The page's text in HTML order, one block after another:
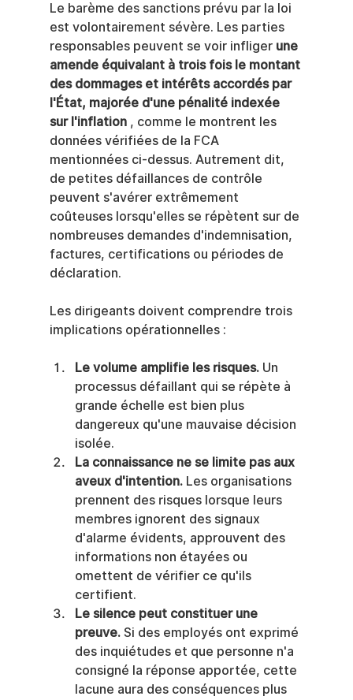
Le barème des sanctions prévu par la loi
est volontairement sévère. Les parties
responsables peuvent se voir infliger une
amende équivalant à trois fois le montant
des dommages et intérêts accordés par
l'État, majorée d'une pénalité indexée
sur l'inflation , comme le montrent les
données vérifiées de la FCA
mentionnées ci-dessus. Autrement dit,
de petites défaillances de contrôle
peuvent s'avérer extrêmement
coûteuses lorsqu'elles se répètent sur de
nombreuses demandes d'indemnisation,
factures, certifications ou périodes de
déclaration.
Les dirigeants doivent comprendre trois
implications opérationnelles :
Le volume amplifie les risques. Un
processus défaillant qui se répète à
grande échelle est bien plus
dangereux qu'une mauvaise décision
isolée.
La connaissance ne se limite pas aux
aveux d'intention. Les organisations
prennent des risques lorsque leurs
membres ignorent des signaux
d'alarme évidents, approuvent des
informations non étayées ou
omettent de vérifier ce qu'ils
certifient.
Le silence peut constituer une
preuve. Si des employés ont exprimé
des inquiétudes et que personne n'a
consigné la réponse apportée, cette
lacune aura des conséquences plus